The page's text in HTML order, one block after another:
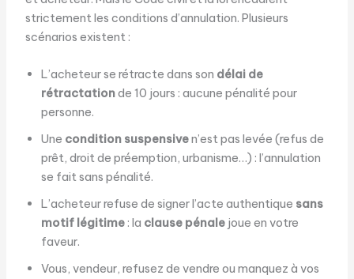
strictement les conditions d’annulation. Plusieurs
scénarios existent :
L’acheteur se rétracte dans son délai de
rétractationde 10 jours : aucune pénalité pour
personne.
Une condition suspensiven’est pas levée (refus de
prêt, droit de préemption, urbanisme…) : l’annulation
se fait sans pénalité.
L’acheteur refuse de signer l’acte authentique sans
motif légitime: la clause pénalejoue en votre
faveur.
Vous, vendeur, refusez de vendre ou manquez à vos